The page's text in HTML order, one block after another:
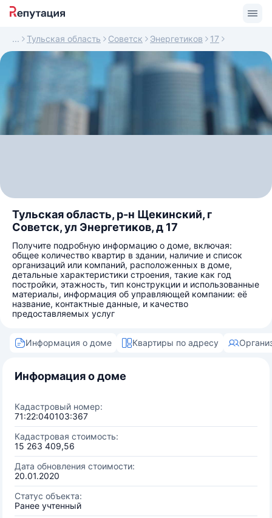
Тульская область Советск Энергетиков 17
Тульская область, р-н Щекинский, г
Советск, ул Энергетиков, д 17
Получите подробную информацию о доме, включая:
общее количество квартир в здании, наличие и список
организаций или компаний, расположенных в доме,
детальные характеристики строения, такие как год
постройки, этажность, тип конструкции и использованные
материалы, информация об управляющей компании: её
название, контактные данные, и качество
предоставляемых услуг
Информация о доме Квартиры по адресу
Информация о доме
Кадастровый номер:
71:22:040103:367
Кадастровая стоимость:
15 263 409,56
Дата обновления стоимости:
20.01.2020
Статус объекта:
Ранее учтенный